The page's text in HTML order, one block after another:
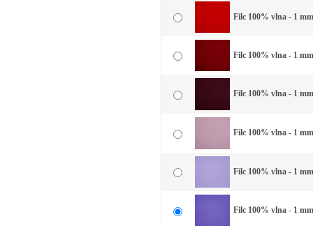
Filc 100% vlna - 1
Filc 100% vlna - 1
Filc 100% vlna - 1
Filc 100% vlna - 1
Filc 100% vlna - 1
Filc 100% vlna - 1